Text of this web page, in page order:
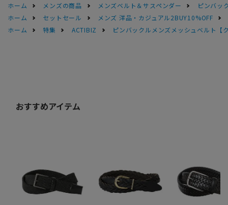
ホーム メンズの商品 メンズベルト＆サスペンダー
ピンバッ
ホーム
セットセール
メンズ 洋品・カジュアル2BUY10%OFF
ホーム
特集 ACTIBIZ ピンバックルメンズメッシュベルト【